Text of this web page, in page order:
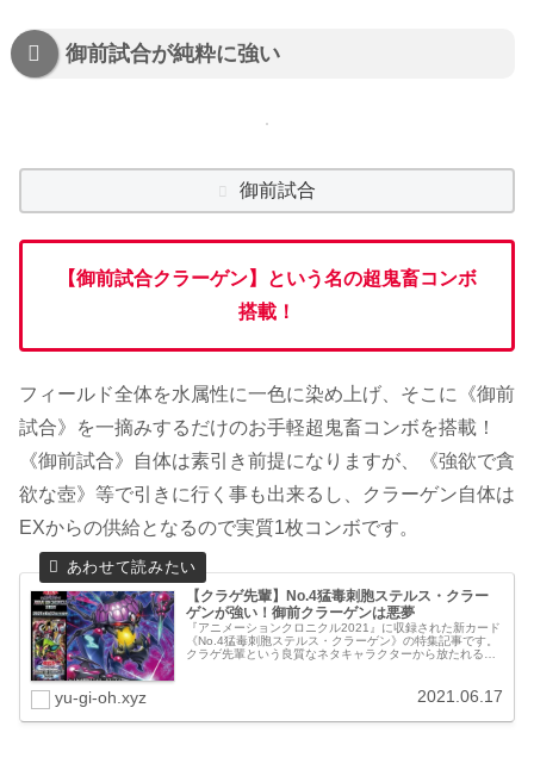
御前試合が純粋に強い
御前試合
【御前試合クラーゲン】という名の超鬼畜コンボ
搭載！
フィールド全体を水属性に一色に染め上げ、そこに《御前
試合》を一摘みするだけのお手軽超鬼畜コンボを搭載！
《御前試合》自体は素引き前提になりますが、《強欲で貪
欲な壺》等で引きに行く事も出来るし、クラーゲン自体は
EXからの供給となるので実質1枚コンボです。
【クラゲ先輩】No.4猛毒刺胞ステルス・クラー
ゲンが強い！御前クラーゲンは悪夢
『アニメーションクロニクル2021』に収録された新カード
《No.4猛毒刺胞ステルス・クラーゲン》の特集記事です。
クラゲ先輩という良質なネタキャラクターから放たれる良
yu-gi-oh.xyz 2021.06.17